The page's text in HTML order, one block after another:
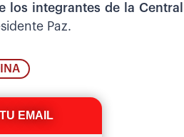
los integrantes de la Central
Paz.
EMAIL